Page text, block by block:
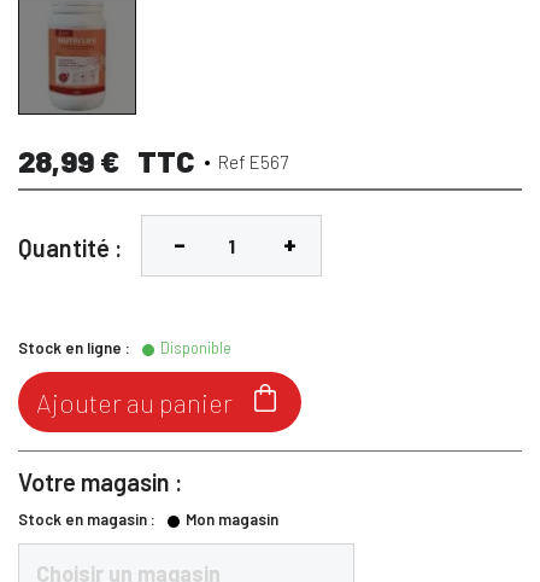
28,99 € TTC Ref E567
Quantité :
Stock en ligne : Disponible

Ajouter au panier
Votre magasin :
Stock en magasin : Mon magasin
Choisir un magasin